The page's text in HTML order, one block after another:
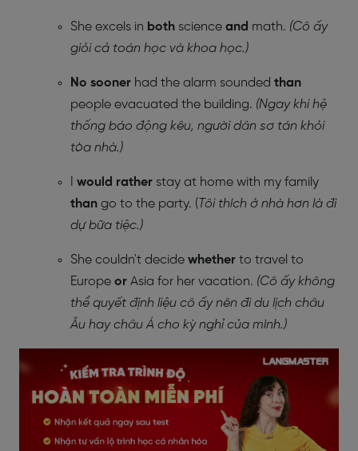
She excels in both science and math. (Cô ấy
giỏi cả toán học và khoa học.)
No sooner had the alarm sounded than
people evacuated the building. (Ngay khi hệ
thống báo động kêu, người dân sơ tán khỏi
tòa nhà.)
would rather stay at home with my family
than go to the party. ( Tôi thích ở nhà hơn là đi
dự bữa tiệc.)
She couldn't decide whether to travel to
Europe or Asia for her vacation. (Cô ấy không
thể quyết định liệu cô ấy nên đi du lịch châu
Âu hay châu Á cho kỳ nghỉ của mình.)